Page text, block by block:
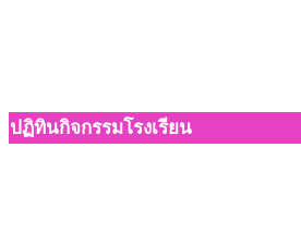
ปฏิทินกิจกรรมโรงเรียน